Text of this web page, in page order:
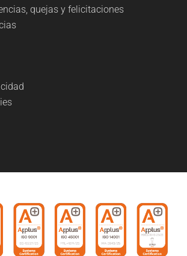
quejas y felicitaciones